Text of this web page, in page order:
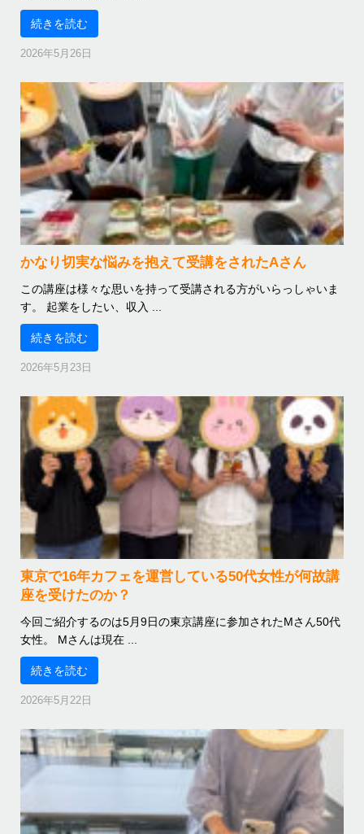
続きを読む
2026年5月26日
かなり切実な悩みを抱えて受講をされたAさん
この講座は様々な思いを持って受講される方がいらっしゃいま
す。 起業をしたい、収入 ...
続きを読む
2026年5月23日
東京で16年カフェを運営している50代女性が何故講
座を受けたのか？
今回ご紹介するのは5月9日の東京講座に参加されたMさん50代
女性。 Mさんは現在 ...
続きを読む
2026年5月22日